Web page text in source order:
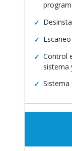
Control
sistema
Sistema